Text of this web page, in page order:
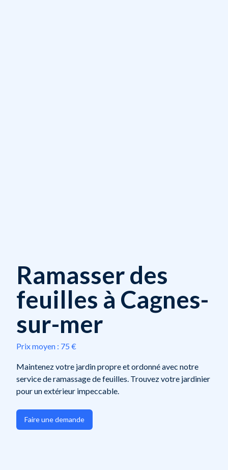
Ramasser des
feuilles à Cagnes-
sur-mer
Prix moyen : 75 €
Maintenez votre jardin propre et ordonné avec notre
service de ramassage de feuilles. Trouvez votre jardinier
pour un extérieur impeccable.
Faire une demande